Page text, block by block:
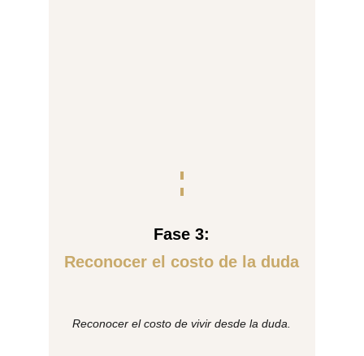
Fase 3:
Reconocer el costo de la duda
Reconocer el costo de vivir desde la duda.